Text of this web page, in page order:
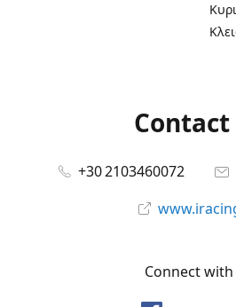
Contact
+30 2103460072
Connect with